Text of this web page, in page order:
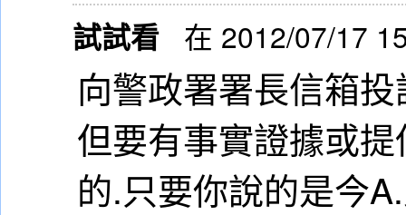
試試看 在 2012/07/17
向警政署署長信箱
但要有事實證據或
的.只要你說的是今